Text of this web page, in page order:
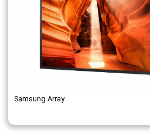
Samsung Array